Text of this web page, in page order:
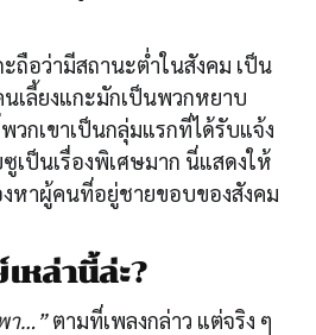
ถือว่ามีสถานะต่ำในสังคม เป็น
เลี้ยงแกะมักเป็นพวกหยาบ
วกเขาเป็นกลุ่มแรกที่ได้รับแจ้ง
เป็นเรื่องพิเศษมาก นี่แสดงให้
งหาผู้คนที่อยู่ชายขอบของสังคม
หล่านี้ล่ะ?
า…”ตามที่เพลงกล่าว แต่จริง ๆ